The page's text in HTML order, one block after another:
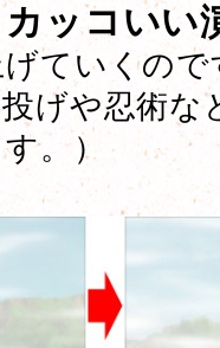
カッコいい
ていくので
投げや忍術
。）